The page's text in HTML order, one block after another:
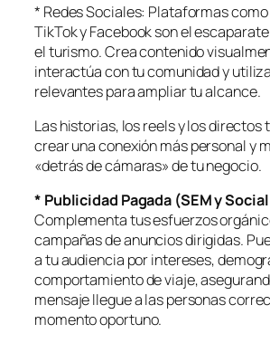
* Redes Sociales: Plataformas
TikTok y Facebook son el
el turismo. Crea contenido
interactúa con tu comunidad y
relevantes para ampliar tu alcance.
Las historias, los reels y los directos
crear una conexión más personal y
«detrás de cámaras» de tu negocio.
* Publicidad Pagada (SEM y
Complementa tus esfuerzos
campañas de anuncios dirigidas.
a tu audiencia por intereses,
comportamiento de viaje,
mensaje llegue a las personas
momento oportuno.